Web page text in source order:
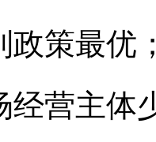
政策最优
经营主体